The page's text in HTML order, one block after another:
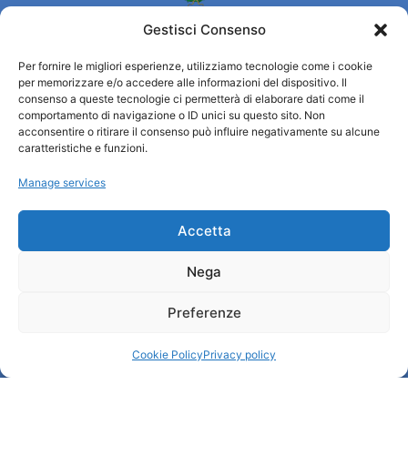
Gestisci Consenso
Per fornire le migliori esperienze, utilizziamo tecnologie come i cookie
per memorizzare e/o accedere alle informazioni del dispositivo. Il
consenso a queste tecnologie ci permetterà di elaborare dati come il
comportamento di navigazione o ID unici su questo sito. Non
acconsentire o ritirare il consenso può influire negativamente su alcune
caratteristiche e funzioni.
Manage services
Accetta
Nega
Preferenze
Cookie PolicyPrivacy policy
Turismo Padova
Who we are
Privacy policy